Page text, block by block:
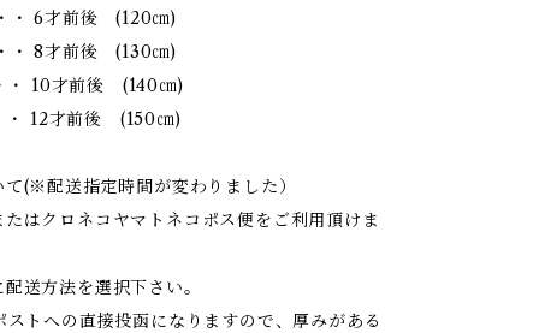
6才前後 (120㎝)
8才前後 (130㎝)
10才前後 (140㎝)
12才前後 (150㎝)
(※配送指定時間が変わりました）
はクロネコヤマトネコポス便をご利用頂けま
送方法を選択下さい。
トへの直接投函になりますので、厚みがある